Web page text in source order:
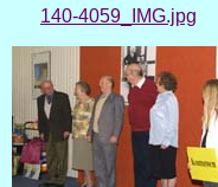
140-4059_IMG.jpg